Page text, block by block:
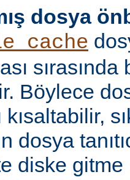
dosya
Böylece
kısaltabilir,
dosya
diske gitme